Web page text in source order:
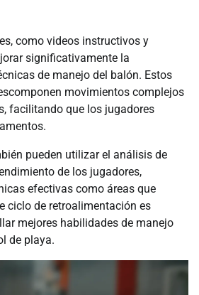
como videos instructivos y
significativamente la
de manejo del balón. Estos
movimientos complejos
facilitando que los jugadores
pueden utilizar el análisis de
de los jugadores,
efectivas como áreas que
ciclo de retroalimentación es
mejores habilidades de manejo
de playa.